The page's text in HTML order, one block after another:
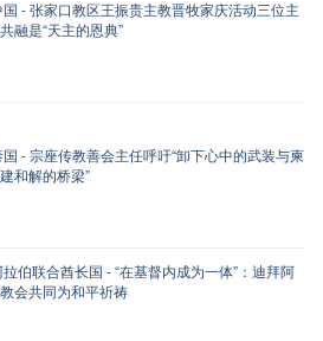
国 - 张家口教区王振贵主教晋牧家庆活动三位主
融是“天主的恩典”
国 - 宗座传教善会主任呼吁“卸下心中的武装与柬
和解的桥梁”
伯联合酋长国 - “在基督内成为一体”：迪拜阿
会共同为和平祈祷